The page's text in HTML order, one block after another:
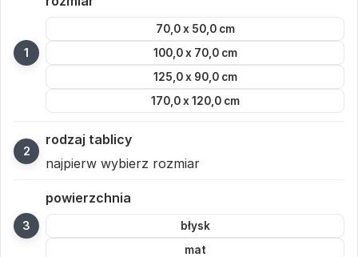
70,0 x 50,0 cm
100,0 x 70,0 cm
125,0 x 90,0 cm
170,0 x 120,0 cm
rodzaj tablicy
najpierw wybierz rozmiar
powierzchnia
błysk
mat